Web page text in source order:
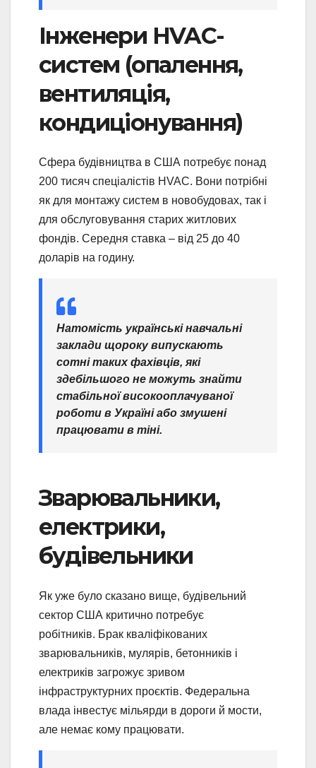
Інженери HVAC-
систем (опалення,
вентиляція,
кондиціонування)
Сфера будівництва в США потребує понад
200 тисяч спеціалістів HVAC. Вони потрібні
як для монтажу систем в новобудовах, так і
для обслуговування старих житлових
фондів. Середня ставка – від 25 до 40
доларів на годину.
Натомість українські навчальні
заклади щороку випускають
сотні таких фахівців, які
здебільшого не можуть знайти
стабільної високооплачуваної
роботи в Україні або змушені
працювати в тіні.
Зварювальники,
електрики,
будівельники
Як уже було сказано вище, будівельний
сектор США критично потребує
робітників. Брак кваліфікованих
зварювальників, мулярів, бетонників і
електриків загрожує зривом
інфраструктурних проєктів. Федеральна
влада інвестує мільярди в дороги й мости,
але немає кому працювати.